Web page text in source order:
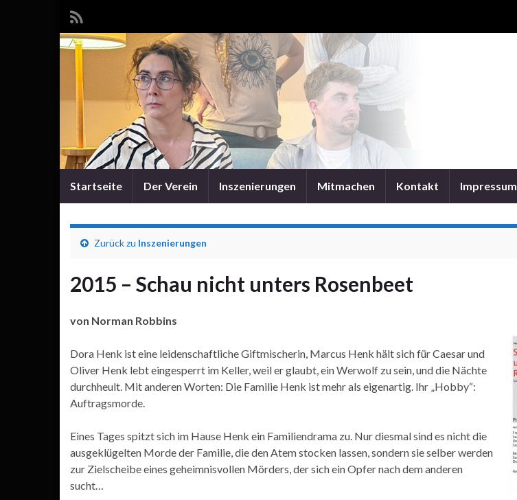
Startseite Der Verein Inszenierungen Mitmachen Kontakt Impressum
Zurück zu Inszenierungen
2015 – Schau nicht unters Rosenbeet
von Norman Robbins
Dora Henk ist eine leidenschaftliche Giftmischerin, Marcus Henk hält sich für Caesar und
Oliver Henk lebt eingesperrt im Keller, weil er glaubt, ein Werwolf zu sein, und die Nächte
durchheult. Mit anderen Worten: Die Familie Henk ist mehr als eigenartig. Ihr „Hobby“:
Auftragsmorde.
Eines Tages spitzt sich im Hause Henk ein Familiendrama zu. Nur diesmal sind es nicht die
ausgeklügelten Morde der Familie, die den Atem stocken lassen, sondern sie selber werden
zur Zielscheibe eines geheimnisvollen Mörders, der sich ein Opfer nach dem anderen
sucht…